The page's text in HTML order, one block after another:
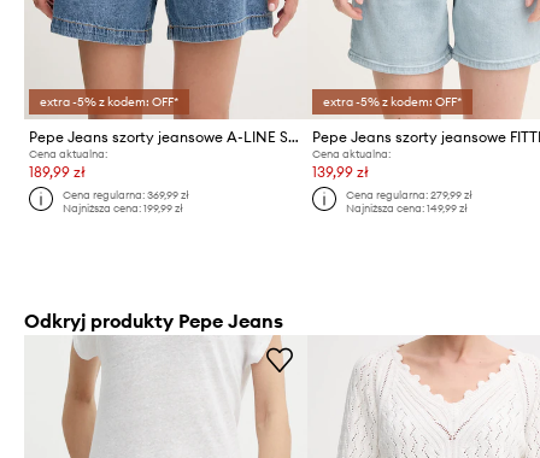
extra -5% z kodem: OFF*
Pepe Jeans szorty jeansowe A-LINE SHORT UHW CINCH
Cena aktualna:
189,99 zł
Cena regularna:369,99 zł
Najniższa cena:199,99 zł
extra -5% z kodem: OFF*
Cena aktualna:
139,99 zł
Cena regularna: 279,99 zł
Najniższa cena: 149,99 zł
Odkryj produkty Pepe Jeans